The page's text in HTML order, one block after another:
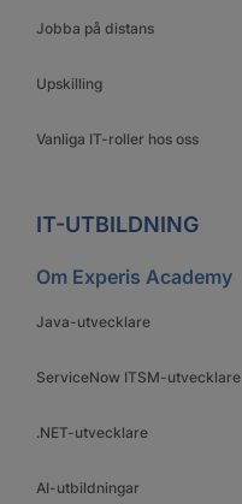
Jobba på distans
Upskilling
Vanliga IT-roller hos oss
IT-UTBILDNING
Om Experis Academy
Java-utvecklare
ServiceNow ITSM-utvecklare
.NET-utvecklare
AI-utbildningar